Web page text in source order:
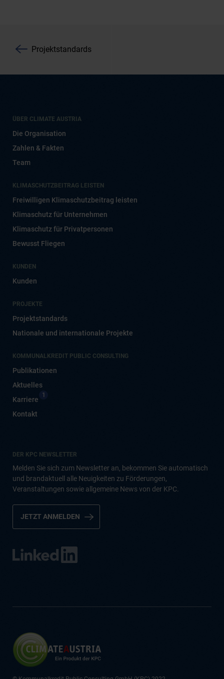
Projektstandards
ÜBER CLIMATE AUSTRIA
Die Organisation
Zahlen & Fakten
Team
KLIMASCHUTZBEITRAG LEISTEN
Freiwilligen Klimaschutzbeitrag leisten
Klimaschutz für Unternehmen
Klimaschutz für Privatpersonen
Bewusst Fliegen
KUNDEN
Kunden
PROJEKTE
Projektstandards
Nationale und internationale Projekte
KOMMUNALKREDIT PUBLIC CONSULTING
Publikationen
Aktuelles
Karriere
1
Kontakt
DER KPC NEWSLETTER
Melden Sie sich zum Newsletter an, bekommen Sie automatisch
und brandaktuell alle Neuigkeiten zu Förderungen,
Veranstaltungen sowie allgemeine News von der KPC.
JETZT ANMELDEN